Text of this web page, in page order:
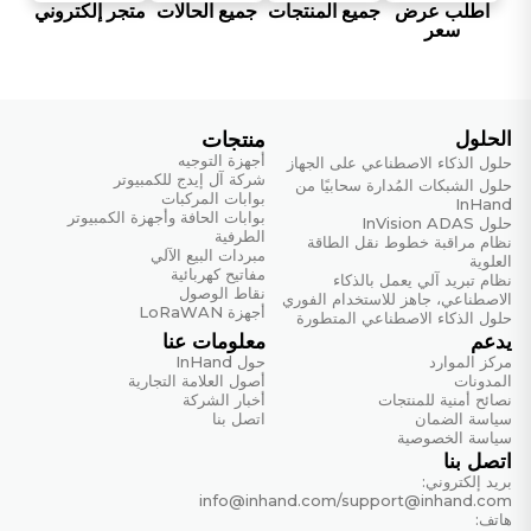
RFC 2597
إعادة توجيه سريعة من DiffServ
RFC 2865
خدمة مصادقة المستخدم عن بعد (RADIUS)
RFC 3046
خيار معلومات وكيل ترحيل DHCP
RFC 3222
قاعدة معلومات التوجيه (FIB)
RFC 768
بروتوكول UDP
RFC 791
الملكية الفكرية
RFC 792
اطلب عرض
سعر
جميع المنتجات جميع الحالات متجر إلكتروني
الحلول
حلول الذكاء الاصطناعي على الجهاز
حلول الشبكات المُدارة سحابيًا من
InHand
حلول InVision ADAS
نظام مراقبة خطوط نقل الطاقة
العلوية
نظام تبريد آلي يعمل بالذكاء
الاصطناعي، جاهز للاستخدام الفوري
حلول الذكاء الاصطناعي المتطورة
منتجات
أجهزة التوجيه
شركة آل إيدج للكمبيوتر
بوابات المركبات
بوابات الحافة وأجهزة الكمبيوتر
الطرفية
مبردات البيع الآلي
مفاتيح كهربائية
نقاط الوصول
أجهزة LoRaWAN
يدعم
مركز الموارد
المدونات
نصائح أمنية للمنتجات
سياسة الضمان
سياسة الخصوصية
معلومات عنا
حول InHand
أصول العلامة التجارية
أخبار الشركة
اتصل بنا
اتصل بنا
بريد إلكتروني:
info@inhand.com/support@inhand.com
هاتف: